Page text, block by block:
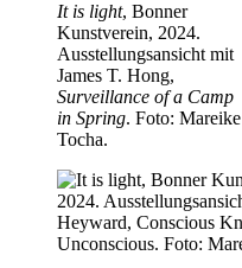
It is light, Bonner
Kunstverein, 2024.
Ausstellungsansicht mit
James T. Hong,
Surveillance of a Camp
in Spring. Foto: Mareike
Tocha.